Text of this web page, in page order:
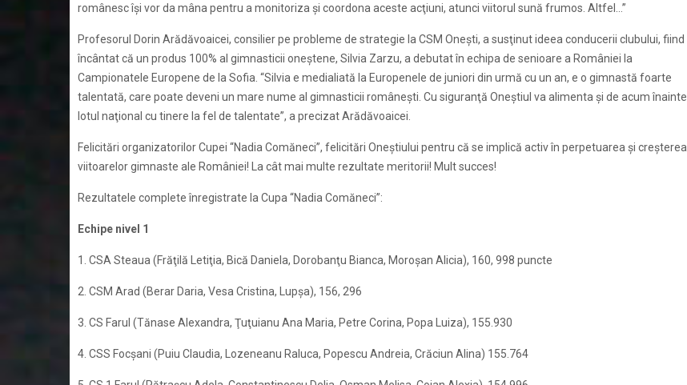
românesc îşi vor da mâna pentru a monitoriza şi coordona aceste acţiuni, atunci viitorul sună frumos. Altfel…”
Profesorul Dorin Arădăvoaicei, consilier pe probleme de strategie la CSM Oneşti, a susţinut ideea conducerii clubului, fiind
încântat că un produs 100% al gimnasticii oneştene, Silvia Zarzu, a debutat în echipa de senioare a României la
Campionatele Europene de la Sofia. “Silvia e medialiată la Europenele de juniori din urmă cu un an, e o gimnastă foarte
talentată, care poate deveni un mare nume al gimnasticii româneşti. Cu siguranţă Oneştiul va alimenta şi de acum înainte
lotul naţional cu tinere la fel de talentate”, a precizat Arădăvoaicei.
Felicitări organizatorilor Cupei “Nadia Comăneci”, felicitări Oneştiului pentru că se implică activ în perpetuarea şi creşterea
viitoarelor gimnaste ale României! La cât mai multe rezultate meritorii! Mult succes!
Rezultatele complete înregistrate la Cupa “Nadia Comăneci”:
Echipe nivel 1
1. CSA Steaua (Frăţilă Letiţia, Bică Daniela, Dorobanţu Bianca, Moroşan Alicia), 160, 998 puncte
2. CSM Arad (Berar Daria, Vesa Cristina, Lupşa), 156, 296
3. CS Farul (Tănase Alexandra, Ţuţuianu Ana Maria, Petre Corina, Popa Luiza), 155.930
4. CSS Focşani (Puiu Claudia, Lozeneanu Raluca, Popescu Andreia, Crăciun Alina) 155.764